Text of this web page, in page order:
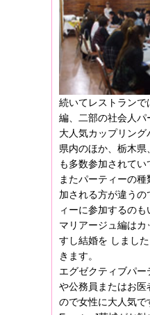
続いてレストランで
編、二部の社会人パ
大人気カップリン
県内のほか、栃木県
も多数参加されてい
またパーティーの
加される方が違う
ィーに参加するのも
マリアージュ編は
すし結婚を しまし
きます。
エグゼクティブパ
や公務員またはお医
ので女性に大人気で